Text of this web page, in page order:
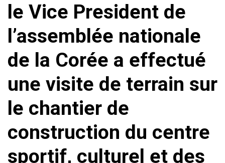
le Vice President de
l’assemblée nationale
de la Corée a effectué
une visite de terrain sur
le chantier de
construction du centre
sportif, culturel et des